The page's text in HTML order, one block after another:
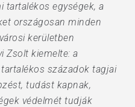
tartalékos egységek, a
országosan minden
kerületben
Zsolt kiemelte: a
századok tagjai
tudást kapnak,
védelmét tudják